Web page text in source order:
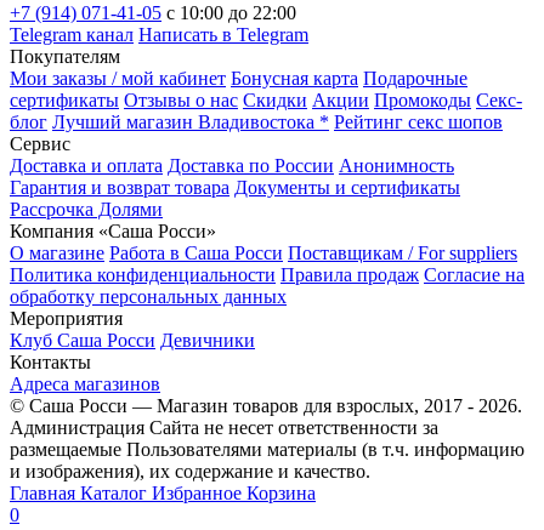
+7 (914) 071-41-05 c 10:00 до 22:00
Telegram канал Написать в Telegram
Покупателям
Мои заказы / мой кабинет Бонусная карта Подарочные
сертификаты Отзывы о нас Скидки Акции Промокоды Секс-
блог Лучший магазин Владивостока * Рейтинг секс шопов
Сервис
Доставка и оплата Доставка по России Анонимность
Гарантия и возврат товара Документы и сертификаты
Рассрочка Долями
Компания «Саша Росси»
О магазине Работа в Саша Росси Поставщикам / For suppliers
Политика конфиденциальности Правила продаж Согласие на
обработку персональных данных
Мероприятия
Клуб Саша Росси Девичники
Контакты
Адреса магазинов
© Саша Росси — Магазин товаров для взрослых, 2017 - 2026.
Администрация Сайта не несет ответственности за
размещаемые Пользователями материалы (в т.ч. информацию
и изображения), их содержание и качество.
Главная Каталог Избранное Корзина
0